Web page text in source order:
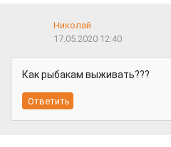
Николай
17.05.2020 12:40
Как рыбакам выживать???